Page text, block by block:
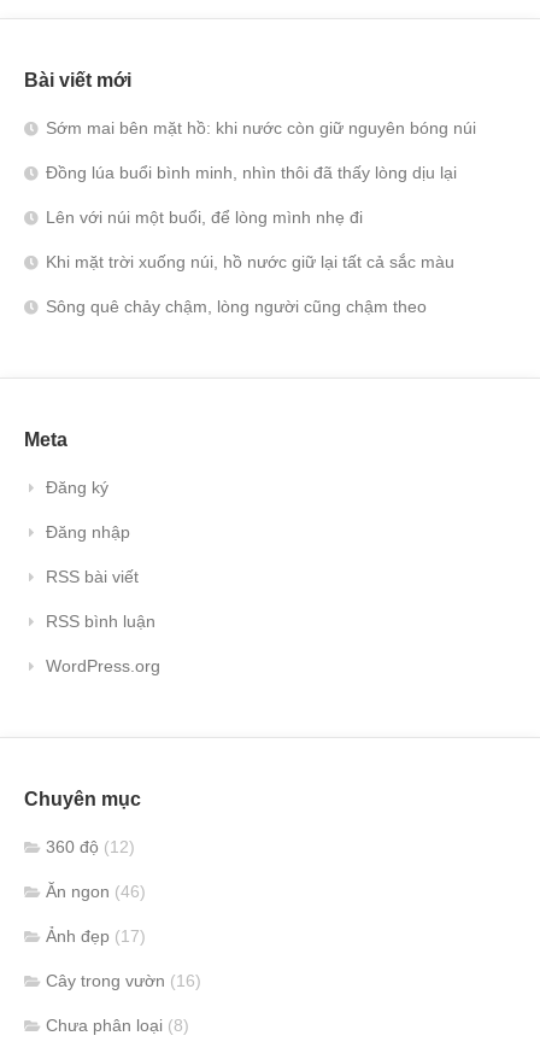
Bài viết mới
Sớm mai bên mặt hồ: khi nước còn giữ nguyên bóng núi
Đồng lúa buổi bình minh, nhìn thôi đã thấy lòng dịu lại
Lên với núi một buổi, để lòng mình nhẹ đi
Khi mặt trời xuống núi, hồ nước giữ lại tất cả sắc màu
Sông quê chảy chậm, lòng người cũng chậm theo
Meta
Đăng ký
Đăng nhập
RSS bài viết
RSS bình luận
WordPress.org
Chuyên mục
360 độ (12)
Ăn ngon (46)
Ảnh đẹp (17)
Cây trong vườn (16)
Chưa phân loại (8)